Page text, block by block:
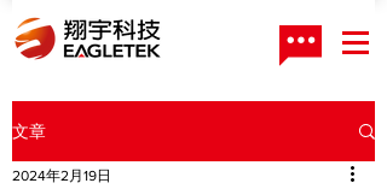
文章
2024年2月19日